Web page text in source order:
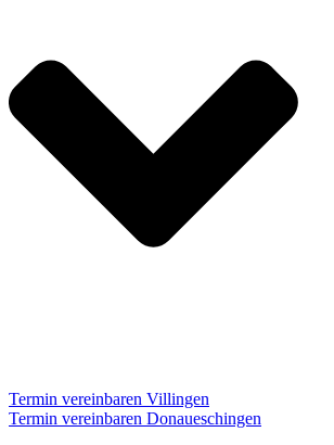
Termin vereinbaren Villingen
Termin vereinbaren Donaueschingen